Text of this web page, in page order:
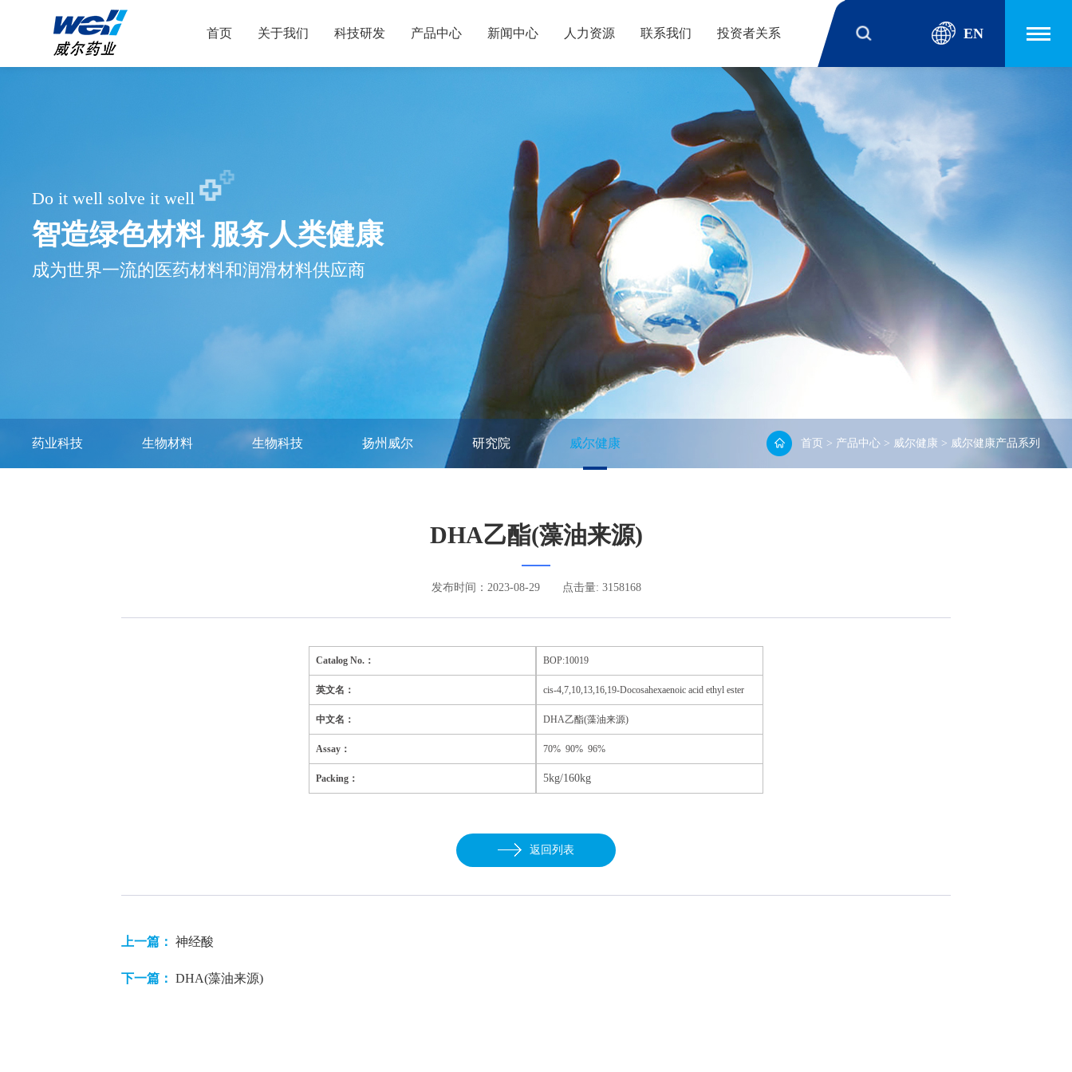
EN
首页 关于我们 科技研发 产品中心 新闻中心 人力资源 联系我们 投资者关系
Do it well solve it well
智造绿色材料 服务人类健康
成为世界一流的医药材料和润滑材料供应商
药业科技 生物材料 生物科技 扬州威尔 研究院 威尔健康 首页 > 产品中心> 威尔健康 > 威尔健康产品系列
DHA乙酯(藻油来源)
发布时间：2023-08-29 点击量: 3158168
Catalog No.： BOP:10019
英文名： cis-4,7,10,13,16,19-Docosahexaenoic acid ethyl ester
中文名： DHA乙酯(藻油来源)
Assay： 70% 90% 96%
Packing： 5kg/160kg
返回列表
上一篇： 神经酸
下一篇： DHA(藻油来源)